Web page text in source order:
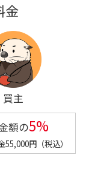
金
買主
額の5%
55,000円（税込）